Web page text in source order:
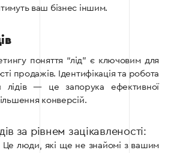
ваш бізнес іншим.
поняття “лід” є ключовим для
продажів. Ідентифікація та робота
лідів — це запорука ефективної
конверсій.
за рівнем зацікавленості:
Це люди, які ще не знайомі з вашим